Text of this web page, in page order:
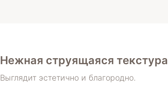
Нежная струящаяся текстура
Выглядит эстетично и благородно.